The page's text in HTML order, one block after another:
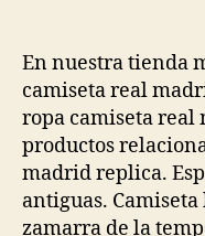
entrada
En nuestra tienda
camiseta real
ropa camiseta
productos
madrid replica.
antiguas.
zamarra de la